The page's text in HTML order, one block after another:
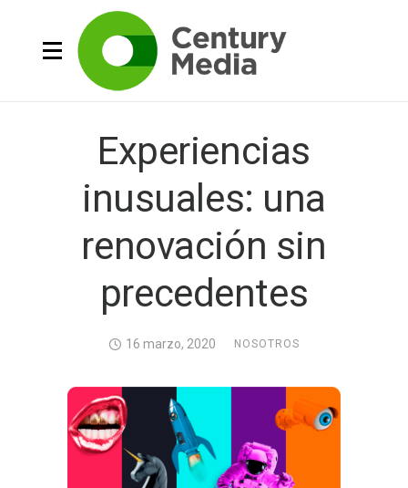
Experiencias
inusuales: una
renovación sin
precedentes
16 marzo, 2020 NOSOTROS